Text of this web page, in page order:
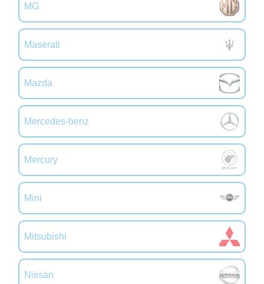
MG
Maserati
Mazda
Mercedes-benz
Mercury
Mini
Mitsubishi
Nissan